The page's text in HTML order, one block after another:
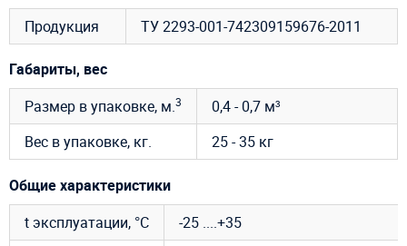
Продукция
ТУ 2293-001-742309159676-2011
Габариты, вес
Размер в упаковке, м.3
0,4 - 0,7 м³
Вес в упаковке, кг.
25 - 35 кг
Общие характеристики
t эксплуатации, °C
-25 ....+35